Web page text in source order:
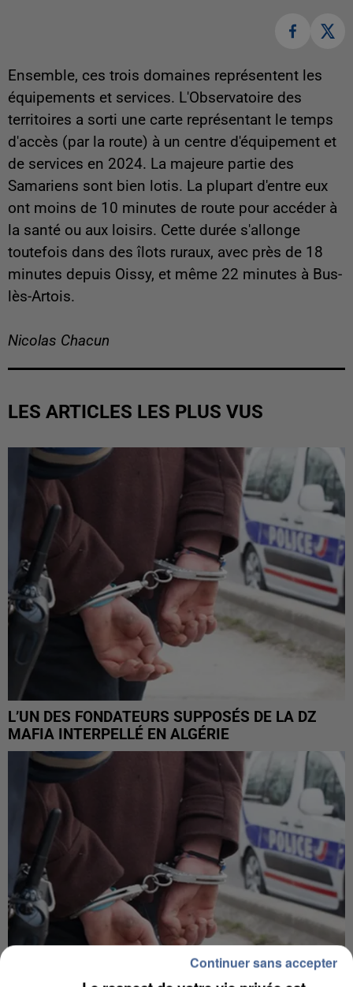
Ensemble, ces trois domaines représentent les
équipements et services. L'Observatoire des
territoires a sorti une carte représentant le temps
d'accès (par la route) à un centre d'équipement et
de services en 2024. La majeure partie des
Samariens sont bien lotis. La plupart d'entre eux
ont moins de 10 minutes de route pour accéder à
la santé ou aux loisirs. Cette durée s'allonge
toutefois dans des îlots ruraux, avec près de 18
minutes depuis Oissy, et même 22 minutes à Bus-
lès-Artois.
Nicolas Chacun
LES ARTICLES LES PLUS VUS
L’UN DES FONDATEURS SUPPOSÉS DE LA DZ
MAFIA INTERPELLÉ EN ALGÉRIE
Continuer sans accepter